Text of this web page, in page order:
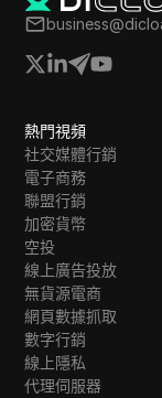
熱門視頻
社交媒體行銷
電子商務
聯盟行銷
加密貨幣
空投
線上廣告投放
無貨源電商
網頁數據抓取
數字行銷
線上隱私
代理伺服器